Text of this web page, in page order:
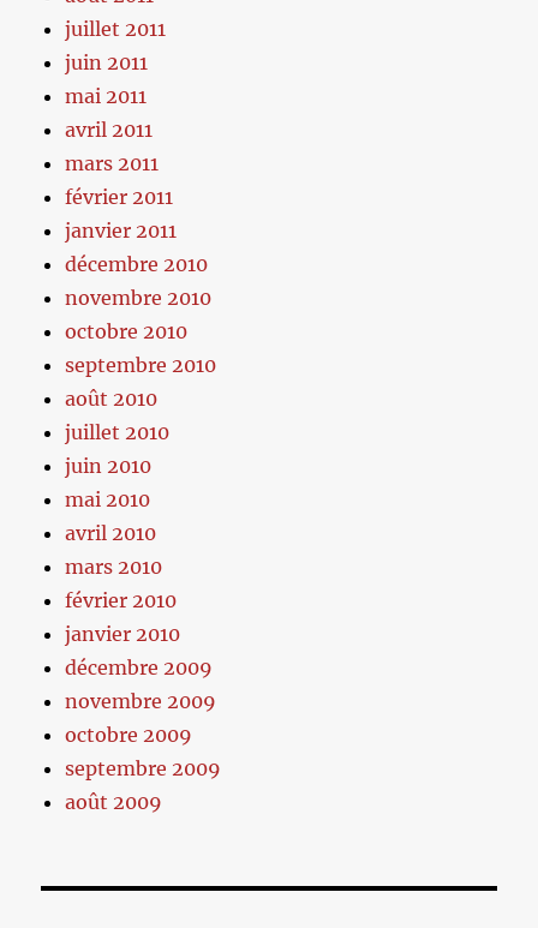
juillet 2011
juin 2011
mai 2011
avril 2011
mars 2011
février 2011
janvier 2011
décembre 2010
novembre 2010
octobre 2010
septembre 2010
août 2010
juillet 2010
juin 2010
mai 2010
avril 2010
mars 2010
février 2010
janvier 2010
décembre 2009
novembre 2009
octobre 2009
septembre 2009
août 2009